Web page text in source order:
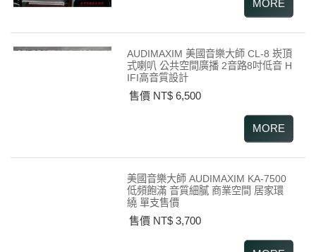
AUDIMAXIM 美國音樂大師 CL-8 崁頂
式喇叭 公共空間廣播 2音路8吋低音 H
IFI高音質設計
售價 NT$ 6,500
美國音樂大師 AUDIMAXIM KA-7500
低頻飽滿 音質細膩 商業空間 居家環
繞 單支售價
售價 NT$ 3,700